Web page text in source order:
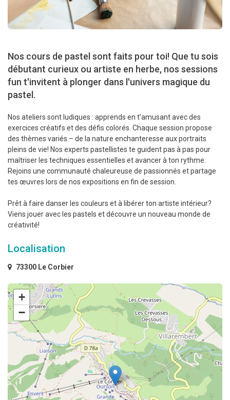
Nos cours de pastel sont faits pour toi! Que tu sois
débutant curieux ou artiste en herbe, nos sessions
fun t'invitent à plonger dans l'univers magique du
pastel.
Nos ateliers sont ludiques : apprends en t’amusant avec des
exercices créatifs et des défis colorés. Chaque session propose
des thèmes variés – de la nature enchanteresse aux portraits
pleins de vie! Nos experts pastellistes te guident pas à pas pour
maîtriser les techniques essentielles et avancer à ton rythme.
Rejoins une communauté chaleureuse de passionnés et partage
tes œuvres lors de nos expositions en fin de session.
Prêt à faire danser les couleurs et à libérer ton artiste intérieur?
Viens jouer avec les pastels et découvre un nouveau monde de
créativité!
Localisation
73300 Le Corbier
+
−